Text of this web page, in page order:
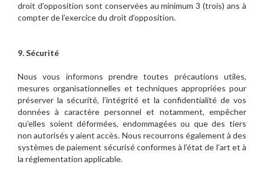
droit d’opposition sont conservées au minimum 3 (trois) ans à
compter de l’exercice du droit d’opposition.
9. Sécurité
Nous vous informons prendre toutes précautions utiles,
mesures organisationnelles et techniques appropriées pour
préserver la sécurité, l’intégrité et la confidentialité de vos
données à caractère personnel et notamment, empêcher
qu’elles soient déformées, endommagées ou que des tiers
non autorisés y aient accès. Nous recourrons également à des
systèmes de paiement sécurisé conformes à l’état de l’art et à
la réglementation applicable.